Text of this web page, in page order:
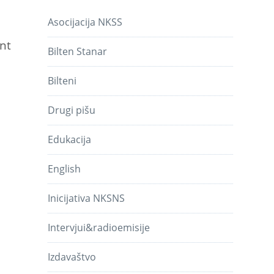
Asocijacija NKSS
Bilten Stanar
Bilteni
Drugi pišu
Edukacija
English
Inicijativa NKSNS
Intervjui&radioemisije
Izdavaštvo